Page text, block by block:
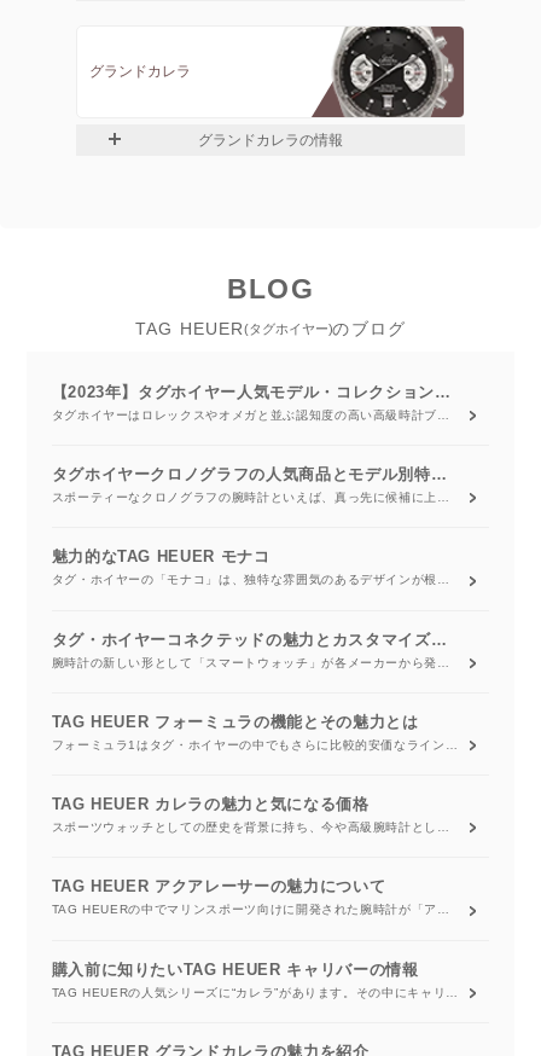
グランドカレラ
グランドカレラの情報
BLOG
TAG HEUER(タグホイヤー)のブログ
【2023年】タグホイヤー人気モデル・コレクション別最新ランキング
タグホイヤークロノグラフの人気商品とモデル別特徴を徹底比較！
魅力的なTAG HEUER モナコ
タグ・ホイヤーの「モナコ」は、独特な雰囲気のあるデザインが根強いファンを持つモデルです。イメージカラーであるブルーが鮮やかに輝く「モナコ」は、時計ファンにとってのあこがれの存在であり続けています。そんな「モナコ」のモデルの種類や価格相場について、詳しく紹介していきます。
タグ・ホイヤーコネクテッドの魅力とカスタマイズについて
TAG HEUER フォーミュラの機能とその魅力とは
TAG HEUER カレラの魅力と気になる価格
TAG HEUER アクアレーサーの魅力について
TAG HEUERの中でマリンスポーツ向けに開発された腕時計が「アクアレーサー」です。モータースポーツ向けの「カレラ」に続くTAG HEUERの看板商品でもあります。そんなアクアレーサーの魅力と相場について紹介します。
購入前に知りたいTAG HEUER キャリバーの情報
TAG HEUER グランドカレラの魅力を紹介